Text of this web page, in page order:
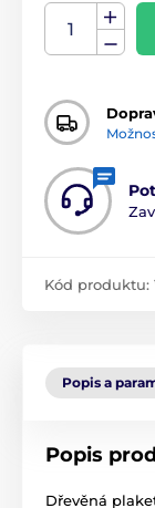
Kód produktu:
Popis a
Popis
Dřevěná